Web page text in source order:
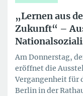
„Lernen aus
Zukunft“ –
Am Donnerstag,
eröffnet die
Vergangenheit für
Berlin in der